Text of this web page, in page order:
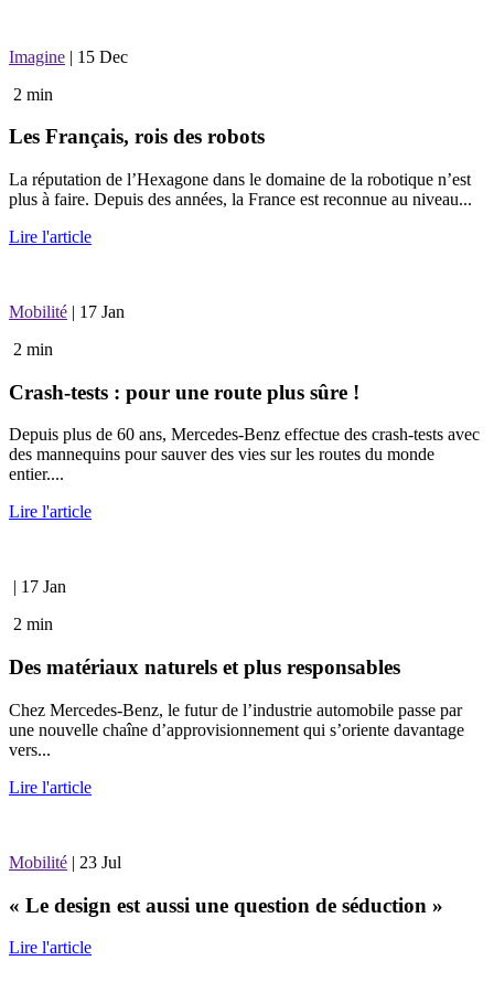
Imagine | 15 Dec
2 min
Les Français, rois des robots
La réputation de l’Hexagone dans le domaine de la robotique n’est
plus à faire. Depuis des années, la France est reconnue au niveau...
Lire l'article
Mobilité | 17 Jan
2 min
Crash-tests : pour une route plus sûre !
Depuis plus de 60 ans, Mercedes‑Benz effectue des crash-tests avec
des mannequins pour sauver des vies sur les routes du monde
entier....
Lire l'article
17 Jan
2 min
Des matériaux naturels et plus responsables
Chez Mercedes-Benz, le futur de l’industrie automobile passe par
une nouvelle chaîne d’approvisionnement qui s’oriente davantage
vers...
Lire l'article
Mobilité | 23 Jul
« Le design est aussi une question de séduction »
Lire l'article